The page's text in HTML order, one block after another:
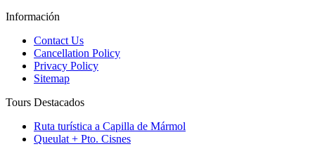
Información
Contact Us
Cancellation Policy
Privacy Policy
Sitemap
Tours Destacados
Ruta turística a Capilla de Mármol
Queulat + Pto. Cisnes